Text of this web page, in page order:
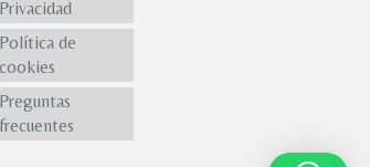
Privacidad
Política de
cookies
Preguntas
frecuentes